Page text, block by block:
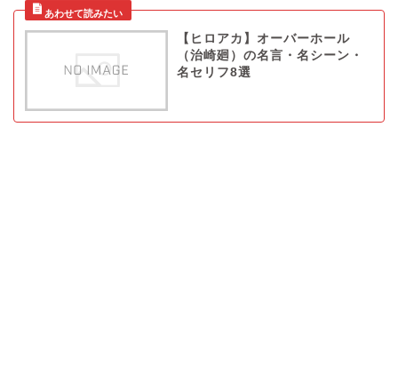
【ヒロアカ】オーバーホール
（治崎廻）の名言・名シーン・
名セリフ8選